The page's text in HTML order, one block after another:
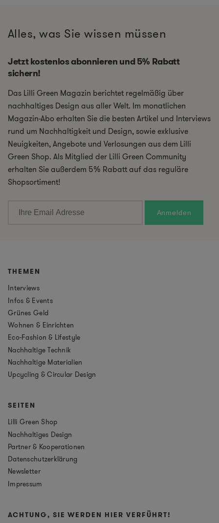
Alles, was Sie wissen müssen
Jetzt kostenlos abonnieren und 5% Rabatt
sichern!
Das Lilli Green Magazin berichtet regelmäßig über
nachhaltiges Design aus aller Welt. Im monatlichen
Magazin-Abo erhalten Sie die besten Artikel und Interviews
rund um Nachhaltigkeit und Design, sowie exklusive
Neuigkeiten, Angebote und Verlosungen aus dem Lilli
Green Shop. Als Mitglied der Lilli Green Community
erhalten Sie außerdem 5% Rabatt auf das reguläre
Shopsortiment!
THEMEN
Interviews
Infos & Events
Grünes Geld
Wohnen & Einrichten
Eco-Fashion & Lifestyle
Nachhaltige Technik
Nachhaltige Materialien
Upcycling & Circular Design
SEITEN
Lilli Green Shop
Nachhaltiges Design
Partner & Kooperationen
Datenschutzerklärung
Newsletter
Impressum
ACHTUNG, SIE WERDEN HIER VERFÜHRT!